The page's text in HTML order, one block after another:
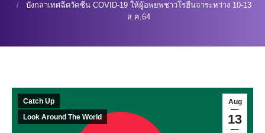
บังกลาเทศฉีดวัคซีน COVID-19 ให้ผู้อพยพชาวโรฮีนจาระหว่าง 10-13
ส.ค.64
Aug
13
Catch Up
Look Around The World